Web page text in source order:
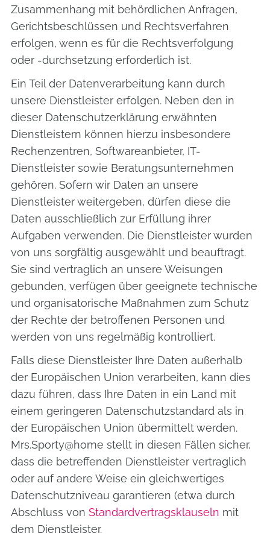
Zusammenhang mit behördlichen Anfragen,
Gerichtsbeschlüssen und Rechtsverfahren
erfolgen, wenn es für die Rechtsverfolgung
oder -durchsetzung erforderlich ist.
Ein Teil der Datenverarbeitung kann durch
unsere Dienstleister erfolgen. Neben den in
dieser Datenschutzerklärung erwähnten
Dienstleistern können hierzu insbesondere
Rechenzentren, Softwareanbieter, IT-
Dienstleister sowie Beratungsunternehmen
gehören. Sofern wir Daten an unsere
Dienstleister weitergeben, dürfen diese die
Daten ausschließlich zur Erfüllung ihrer
Aufgaben verwenden. Die Dienstleister wurden
von uns sorgfältig ausgewählt und beauftragt.
Sie sind vertraglich an unsere Weisungen
gebunden, verfügen über geeignete technische
und organisatorische Maßnahmen zum Schutz
der Rechte der betroffenen Personen und
werden von uns regelmäßig kontrolliert.
Falls diese Dienstleister Ihre Daten außerhalb
der Europäischen Union verarbeiten, kann dies
dazu führen, dass Ihre Daten in ein Land mit
einem geringeren Datenschutzstandard als in
der Europäischen Union übermittelt werden.
Mrs.Sporty@home stellt in diesen Fällen sicher,
dass die betreffenden Dienstleister vertraglich
oder auf andere Weise ein gleichwertiges
Datenschutzniveau garantieren (etwa durch
Abschluss von Standardvertragsklauseln mit
dem Dienstleister.